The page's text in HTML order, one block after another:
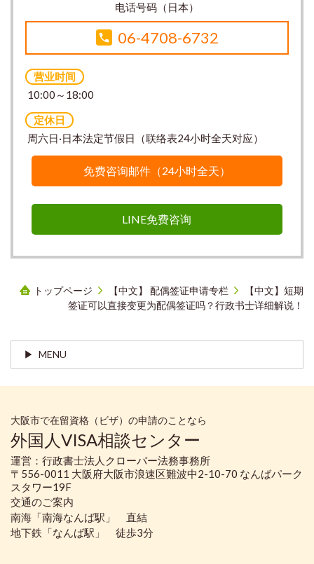
电话号码（日本）
06-4708-6732
营业时间
10:00～18:00
定休日
周六日·日本法定节假日（联络表24小时全天对应）
免费咨询邮件（24小时全天）
LINE免费咨询
トップページ 【中文】 配偶签证申请专栏
【中文】短期
签证可以直接变更为配偶签证吗？行政书士详细解说！
MENU
大阪市で在留資格（ビザ）の申請のことなら
外国人VISA相談センター
運営：行政書士法人クローバー法務事務所
〒556-0011 大阪府大阪市浪速区難波中2-10-70 なんばパーク
スタワー19F
交通のご案内
南海「南海なんば駅」 直結
地下鉄「なんば駅」 徒歩3分